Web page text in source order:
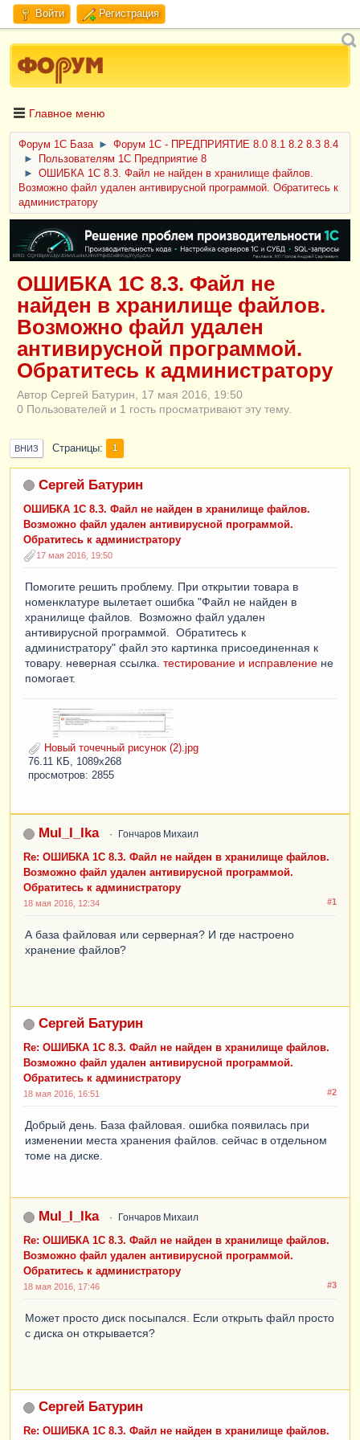
Войти Регистрация
Главное меню
Форум 1C База ►
Форум 1С - ПРЕДПРИЯТИЕ 8.0 8.1 8.2 8.3 8.4
►
Пользователям 1С Предприятие 8
►
ОШИБКА 1С 8.3. Файл не найден в хранилище файлов.
Возможно файл удален антивирусной программой. Обратитесь к
администратору
ERID: CQH36pWzJqVJD4xVLsnhcU4hVPNjkBZe8KKxjJiYySyZAz
ОШИБКА 1С 8.3. Файл не
найден в хранилище файлов.
Возможно файл удален
антивирусной программой.
Обратитесь к администратору
Автор Сергей Батурин, 17 мая 2016, 19:50
0 Пользователей и 1 гость просматривают эту тему.
ВНИЗ Страницы 1
Сергей Батурин
ОШИБКА 1С 8.3. Файл не найден в хранилище файлов.
Возможно файл удален антивирусной программой.
Обратитесь к администратору
17 мая 2016, 19:50
Помогите решить проблему. При открытии товара в
номенклатуре вылетает ошибка "Файл не найден в
хранилище файлов. Возможно файл удален
антивирусной программой. Обратитесь к
администратору" файл это картинка присоединенная к
товару. неверная ссылка. тестирование и исправление не
помогает.
Новый точечный рисунок (2).jpg
76.11 КБ, 1089x268
просмотров: 2855
MuI_I_Ika Гончаров Михаил
Re: ОШИБКА 1С 8.3. Файл не найден в хранилище файлов.
Возможно файл удален антивирусной программой.
Обратитесь к администратору
#1
18 мая 2016, 12:34
А база файловая или серверная? И где настроено
хранение файлов?
Сергей Батурин
Re: ОШИБКА 1С 8.3. Файл не найден в хранилище файлов.
Возможно файл удален антивирусной программой.
Обратитесь к администратору
#2
18 мая 2016, 16:51
Добрый день. База файловая. ошибка появилась при
изменении места хранения файлов. сейчас в отдельном
томе на диске.
MuI_I_Ika Гончаров Михаил
Re: ОШИБКА 1С 8.3. Файл не найден в хранилище файлов.
Возможно файл удален антивирусной программой.
Обратитесь к администратору
#3
18 мая 2016, 17:46
Может просто диск посыпался. Если открыть файл просто
с диска он открывается?
Сергей Батурин
Re: ОШИБКА 1С 8.3. Файл не найден в хранилище файлов.